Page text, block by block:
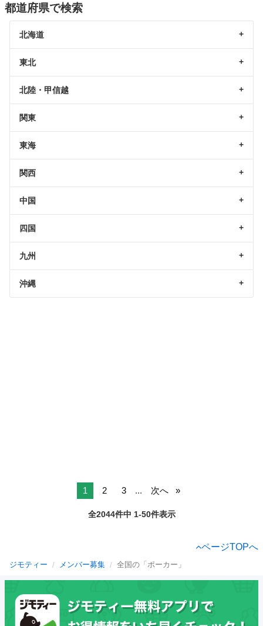
都道府県で検索
北海道
東北
北陸・甲信越
関東
東海
関西
中国
四国
九州
沖縄
1 2 3 ... 次へ
全2044件中 1-50件表示
ページTOPへ
ジモティー メンバー募集 全国の「ポーカー」